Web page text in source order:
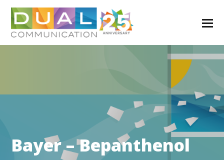
Bayer – Bepanthenol